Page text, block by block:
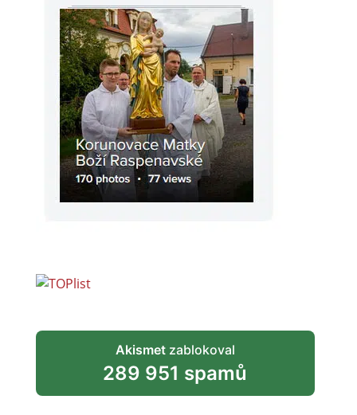
Akismetzablokoval
289 951 spamů